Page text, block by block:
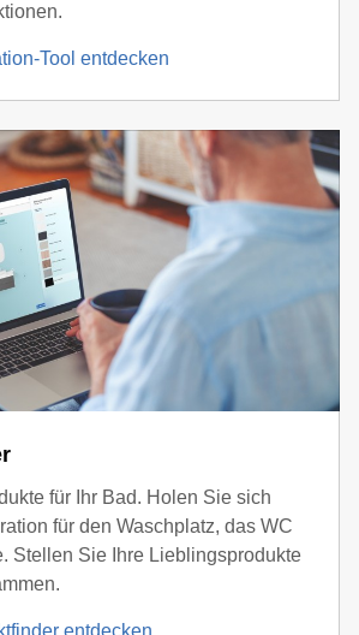
Tool entdecken
für Ihr Bad. Holen Sie sich
für den Waschplatz, das WC
Stellen Sie Ihre Lieblingsprodukte
entdecken